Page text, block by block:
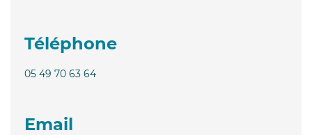
Téléphone
05 49 70 63 64
Email